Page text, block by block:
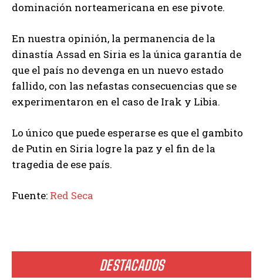
DESTACADOS
dominación norteamericana en ese pivote.
En nuestra opinión, la permanencia de la
dinastía Assad en Siria es la única garantía de
que el país no devenga en un nuevo estado
fallido, con las nefastas consecuencias que se
experimentaron en el caso de Irak y Libia.
Lo único que puede esperarse es que el gambito
de Putin en Siria logre la paz y el fin de la
tragedia de ese país.
Fuente: Red Seca